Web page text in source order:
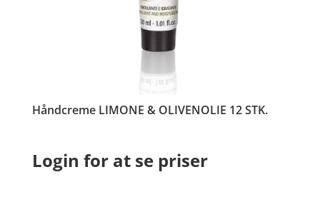
Håndcreme LIMONE & OLIVENOLIE 12 STK.
Login for at se priser